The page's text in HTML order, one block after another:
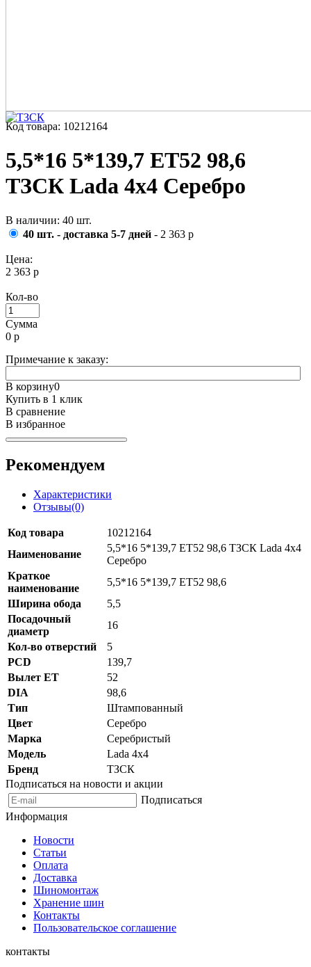
Код товара: 10212164
5,5*16 5*139,7 ET52 98,6
ТЗСК Lada 4x4 Серебро
В наличии: 40 шт.
40 шт. - доставка 5-7 дней - 2 363 р
Цена:
2 363 р
Кол-во
Сумма
0 р
Примечание к заказу:
В корзину0
Купить в 1 клик
В сравнение
В избранное
Рекомендуем
Характеристики
Отзывы(0)
Код товара
10212164
Наименование
5,5*16 5*139,7 ET52 98,6 ТЗСК Lada 4x4
Серебро
Краткое
наименование
5,5*16 5*139,7 ET52 98,6
Ширина обода
5,5
Посадочный
диаметр
16
Кол-во отверстий
5
PCD
139,7
Вылет ET
52
DIA
98,6
Тип
Штампованный
Цвет
Серебро
Марка
Серебристый
Модель
Lada 4x4
Бренд
ТЗСК
Подписаться на новости и акции
Подписаться
Информация
Новости
Статьи
Оплата
Доставка
Шиномонтаж
Хранение шин
Контакты
Пользовательское соглашение
контакты